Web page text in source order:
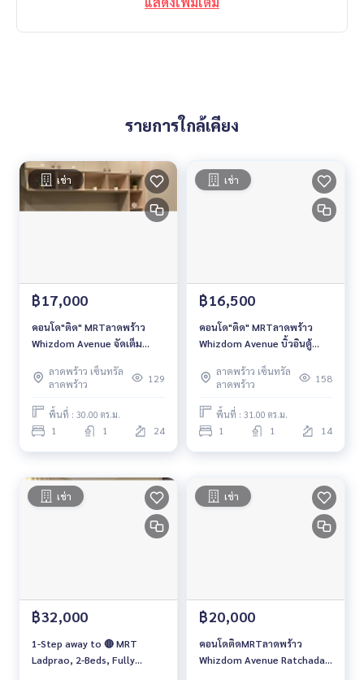
https://lin.ee/SxR5VYYหรือ @109hoivk
Website : www.baanyingproperty.com
Whatsapp :
+66909818958
baanyingproperty@gmail.com
========================================
รายการใกล้เคียง
เช่า
฿17,000
คอนโด"ติด" MRTลาดพร้าว
Whizdom Avenue จัดเต็ม
ลาดพร้าว เซ็นทรัล
ลาดพร้าว
129
พื้นที่ : 30.00 ตร.ม.
1 1 24
เช่า
฿16,500
คอนโด"ติด" MRTลาดพร้าว
Whizdom Avenue บิ้วอินตู้
ลาดพร้าว เซ็นทรัล
ลาดพร้าว
158
พื้นที่ : 31.00 ตร.ม.
1 1 14
เช่า
฿32,000
1-Step away to 🔴 MRT
Ladprao, 2-Beds, Fully
เช่า
฿20,000
คอนโดติดMRTลาดพร้าว
Whizdom Avenue Ratchada-